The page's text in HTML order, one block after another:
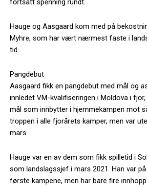
Hauge og Aasgaard kom med på
Myhre, som har vært nærmest faste i
tid.
Pangdebut
Aasgaard fikk en pangdebut med mål og
innledet VM-kvalifiseringen i Moldova i
mål som innbytter i hjemmekampen mot
troppen i alle fjorårets kamper, men var
mars.
Hauge var en av dem som fikk spilletid i
som landslagssjef i mars 2021. Han var
første kampene, men har bare fire